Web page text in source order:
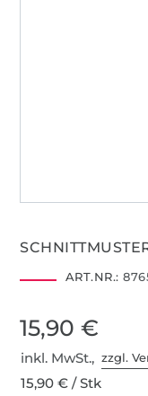
ART.NR.:
15,90 €
inkl. MwSt.,zzgl.
15,90 € / Stk